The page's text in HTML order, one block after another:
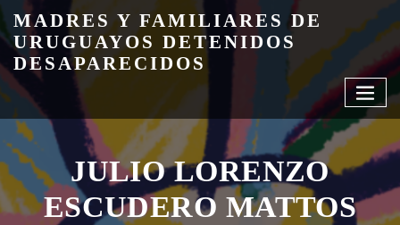
Skip
to
content
MADRES Y FAMILIARES DE
URUGUAYOS DETENIDOS
DESAPARECIDOS
JULIO LORENZO
ESCUDERO MATTOS